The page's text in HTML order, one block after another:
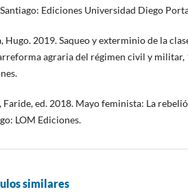
Ediciones Universidad Diego
Hugo. 2019. Saqueo y exterminio de la
agraria del régimen civil y militar,
Faride, ed. 2018. Mayo feminista: La
LOM Ediciones.
similares